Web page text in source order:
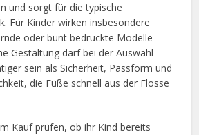
und sorgt für die typische
Für Kinder wirken insbesondere
oder bunt bedruckte Modelle
Gestaltung darf bei der Auswahl
sein als Sicherheit, Passform und
die Füße schnell aus der Flosse
Kauf prüfen, ob ihr Kind bereits